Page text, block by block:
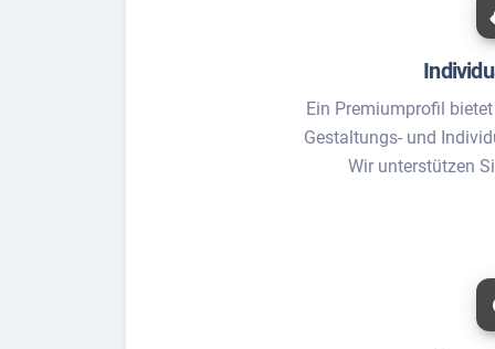
Ein Premiumprofil
Gestaltungs- und
Wir unterstützen